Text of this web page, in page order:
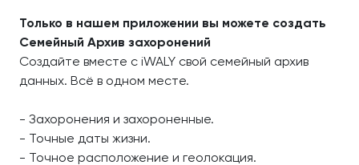
Только в нашем приложении вы можете создать
Семейный Архив захоронений
Создайте вместе с iWALY свой семейный архив
данных. Всё в одном месте.
- Захоронения и захороненные.
- Точные даты жизни.
- Точное расположение и геолокация.